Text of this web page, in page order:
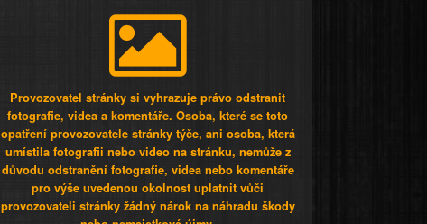
Provozovatel stránky si vyhrazuje právo odstranit
fotografie, videa a komentáře. Osoba, které se toto
opatření provozovatele stránky týče, ani osoba, která
umístila fotografii nebo video na stránku, nemůže z
důvodu odstranění fotografie, videa nebo komentáře
pro výše uvedenou okolnost uplatnit vůči
provozovateli stránky žádný nárok na náhradu škody